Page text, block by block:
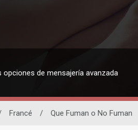
opciones de mensajería avanzada
Francé / Que Fuman o No Fuman